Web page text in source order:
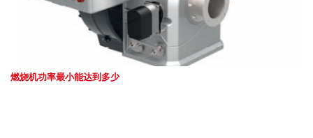
燃烧机功率最小能达到多少